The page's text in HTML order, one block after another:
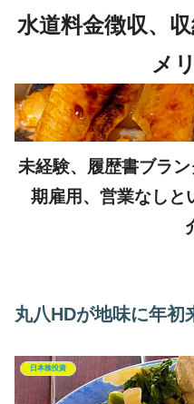
未経験、履歴書ブラ
期雇用、営業なしと
丸八HDが地味に年初
日本株投資